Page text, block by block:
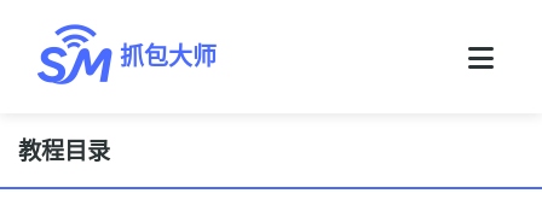
抓包大师
教程目录